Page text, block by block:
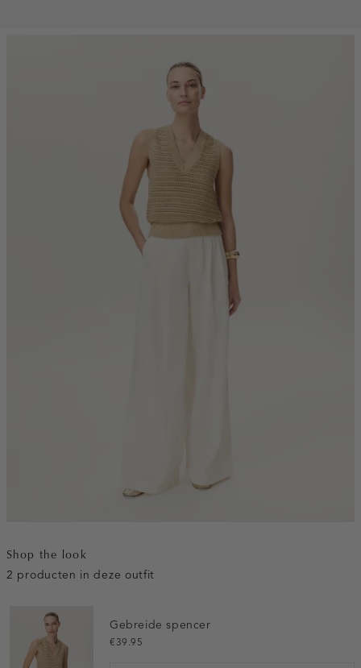
Shop the look
2 producten in deze outfit
Gebreide spencer
€39.95